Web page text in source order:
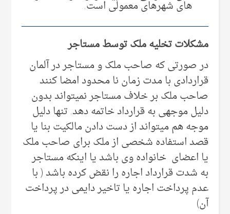
های شهرهای معمولی است.
مشکلات تخلیه ملک توسط مستاجر
در صورتی که صاحب ملک و مستاجر در آلمان
قراردادی با مدت زمان نا محدود امضا کنند
صاحب ملک بر خلاف مستاجر نمیتواند بدون
دلیل موجهی به قرارداد خاتمه دهد. تنها دلیل
موجه هم میتواند از دست دادن مالکیت بنا یا
قصد استفاده شخصی از ملک برای صاحب ملک
یا اعضای خانواده وی باشد یا اینکه مستاجر
به شدت قرارداد اجاره را نقض کرده باشد ( با
عدم پرداخت اجاره یا تاخیر دایمی در پرداخت
آن)